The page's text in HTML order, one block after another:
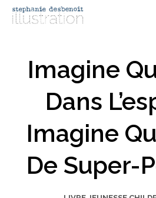
Imagine
Dans
Imagine
De Super-